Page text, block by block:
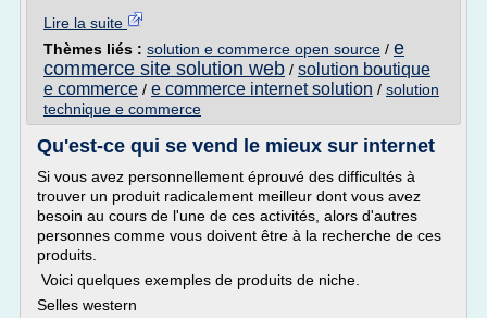
Lire la suite
Thèmes liés : solution e commerce open source / e
commerce site solution web / solution boutique
e commerce / e commerce internet solution / solution
technique e commerce
Qu'est-ce qui se vend le mieux sur internet
Si vous avez personnellement éprouvé des difficultés à
trouver un produit radicalement meilleur dont vous avez
besoin au cours de l'une de ces activités, alors d'autres
personnes comme vous doivent être à la recherche de ces
produits.
Voici quelques exemples de produits de niche.
Selles western